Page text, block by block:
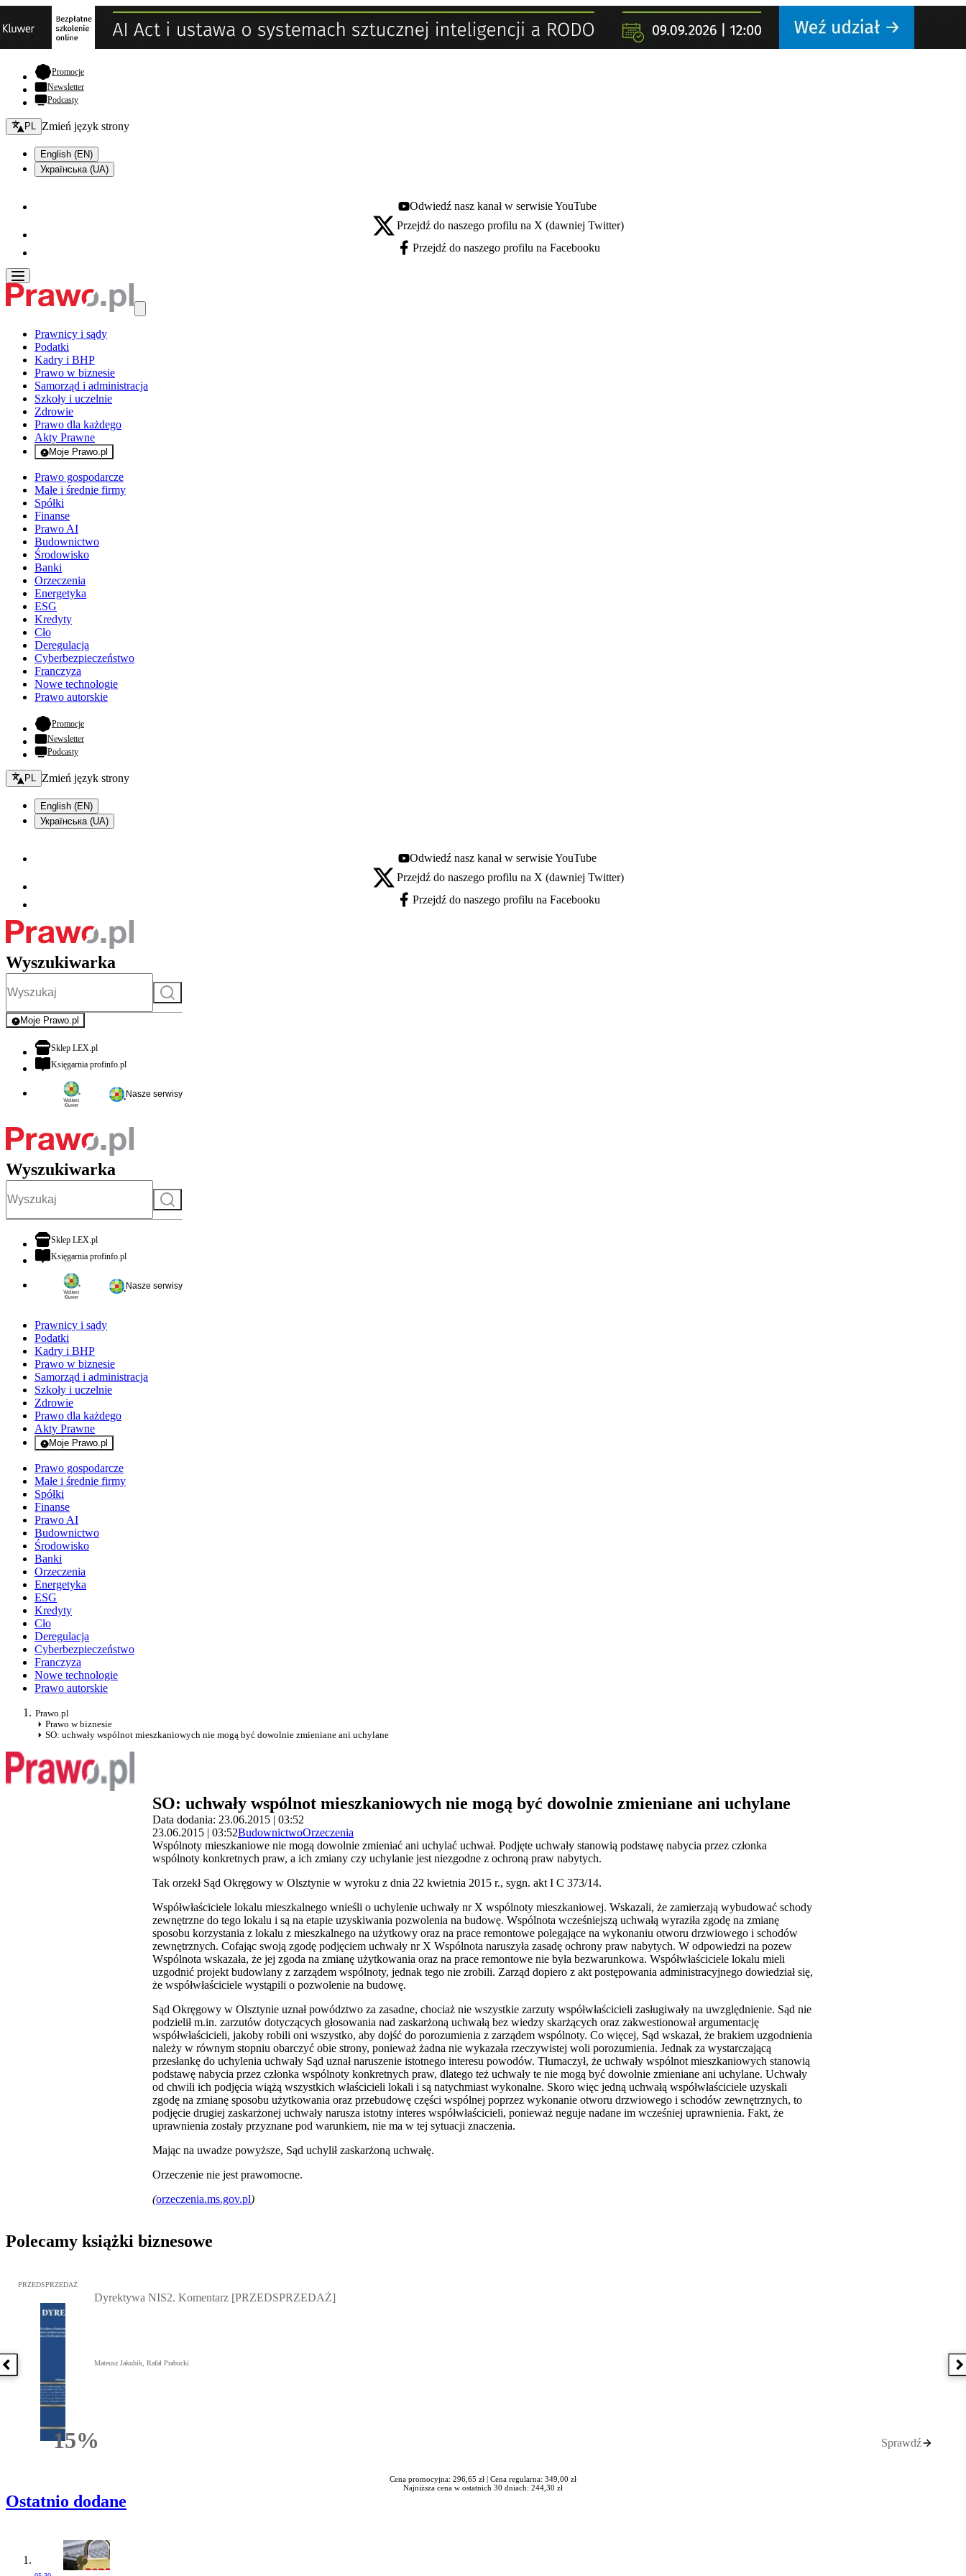
Promocje- otwiera się w nowej karcie
Newsletter
Podcasty
Zmień język - bieżący:
PL Zmień język strony
English (EN)
Українська (UA)
Youtube - otwiera się w nowej karcie
Odwiedź nasz kanał w serwisie YouTube
X - otwiera się w nowej karcie
Przejdź do naszego profilu na X (dawniej Twitter)
Facebook - otwiera się w nowej karcie
Przejdź do naszego profilu na Facebooku
Prawnicy i sądy
Podatki
Kadry i BHP
Prawo w biznesie
Samorząd i administracja
Szkoły i uczelnie
Zdrowie
Prawo dla każdego
Akty Prawne
Moje Prawo.pl
- rejestracja i logowanie do serwisu
Prawo gospodarcze
Małe i średnie firmy
Spółki
Finanse
Prawo AI
Budownictwo
Środowisko
Banki
Orzeczenia
Energetyka
ESG
Kredyty
Cło
Deregulacja
Cyberbezpieczeństwo
Franczyza
Nowe technologie
Prawo autorskie
Promocje- otwiera się w nowej karcie
Newsletter
Podcasty
Zmień język - bieżący:
PL Zmień język strony
English (EN)
Українська (UA)
Youtube - otwiera się w nowej karcie
Odwiedź nasz kanał w serwisie YouTube
X - otwiera się w nowej karcie
Przejdź do naszego profilu na X (dawniej Twitter)
Facebook - otwiera się w nowej karcie
Przejdź do naszego profilu na Facebooku
Wyszukiwarka
Szukaj
Moje Prawo.pl
- rejestracja i logowanie do serwisu
Sklep LEX.plotwiera się w nowej karcie
Księgarnia profinfo.plotwiera się w nowej karcie
Nasze serwisy
Wyszukiwarka
Szukaj
Sklep LEX.plotwiera się w nowej karcie
Księgarnia profinfo.plotwiera się w nowej karcie
Nasze serwisy
Prawnicy i sądy
Podatki
Kadry i BHP
Prawo w biznesie
Samorząd i administracja
Szkoły i uczelnie
Zdrowie
Prawo dla każdego
Akty Prawne
Moje Prawo.pl
- rejestracja i logowanie do serwisu
Prawo gospodarcze
Małe i średnie firmy
Spółki
Finanse
Prawo AI
Budownictwo
Środowisko
Banki
Orzeczenia
Energetyka
ESG
Kredyty
Cło
Deregulacja
Cyberbezpieczeństwo
Franczyza
Nowe technologie
Prawo autorskie
Prawo.pl
Prawo w biznesie
SO: uchwały wspólnot mieszkaniowych nie mogą być dowolnie zmieniane ani uchylane
SO: uchwały wspólnot mieszkaniowych nie mogą być dowolnie zmieniane ani uchylane
Data dodania: 23.06.2015 | 03:52
23.06.2015 | 03:52BudownictwoOrzeczenia
Wspólnoty mieszkaniowe nie mogą dowolnie zmieniać ani uchylać uchwał. Podjęte uchwały stanowią podstawę nabycia przez członka
wspólnoty konkretnych praw, a ich zmiany czy uchylanie jest niezgodne z ochroną praw nabytych.
Tak orzekł Sąd Okręgowy w Olsztynie w wyroku z dnia 22 kwietnia 2015 r., sygn. akt I C 373/14.
Współwłaściciele lokalu mieszkalnego wnieśli o uchylenie uchwały nr X wspólnoty mieszkaniowej. Wskazali, że zamierzają wybudować schody
zewnętrzne do tego lokalu i są na etapie uzyskiwania pozwolenia na budowę. Wspólnota wcześniejszą uchwałą wyraziła zgodę na zmianę
sposobu korzystania z lokalu z mieszkalnego na użytkowy oraz na prace remontowe polegające na wykonaniu otworu drzwiowego i schodów
zewnętrznych. Cofając swoją zgodę podjęciem uchwały nr X Wspólnota naruszyła zasadę ochrony praw nabytych. W odpowiedzi na pozew
Wspólnota wskazała, że jej zgoda na zmianę użytkowania oraz na prace remontowe nie była bezwarunkowa. Współwłaściciele lokalu mieli
uzgodnić projekt budowlany z zarządem wspólnoty, jednak tego nie zrobili. Zarząd dopiero z akt postępowania administracyjnego dowiedział się,
że współwłaściciele wystąpili o pozwolenie na budowę.
Sąd Okręgowy w Olsztynie uznał powództwo za zasadne, chociaż nie wszystkie zarzuty współwłaścicieli zasługiwały na uwzględnienie. Sąd nie
podzielił m.in. zarzutów dotyczących głosowania nad zaskarżoną uchwałą bez wiedzy skarżących oraz zakwestionował argumentację
współwłaścicieli, jakoby robili oni wszystko, aby dojść do porozumienia z zarządem wspólnoty. Co więcej, Sąd wskazał, że brakiem uzgodnienia
należy w równym stopniu obarczyć obie strony, ponieważ żadna nie wykazała rzeczywistej woli porozumienia. Jednak za wystarczającą
przesłankę do uchylenia uchwały Sąd uznał naruszenie istotnego interesu powodów. Tłumaczył, że uchwały wspólnot mieszkaniowych stanowią
podstawę nabycia przez członka wspólnoty konkretnych praw, dlatego też uchwały te nie mogą być dowolnie zmieniane ani uchylane. Uchwały
od chwili ich podjęcia wiążą wszystkich właścicieli lokali i są natychmiast wykonalne. Skoro więc jedną uchwałą współwłaściciele uzyskali
zgodę na zmianę sposobu użytkowania oraz przebudowę części wspólnej poprzez wykonanie otworu drzwiowego i schodów zewnętrznych, to
podjęcie drugiej zaskarżonej uchwały narusza istotny interes współwłaścicieli, ponieważ neguje nadane im wcześniej uprawnienia. Fakt, że
uprawnienia zostały przyznane pod warunkiem, nie ma w tej sytuacji znaczenia.
Mając na uwadze powyższe, Sąd uchylił zaskarżoną uchwałę.
Orzeczenie nie jest prawomocne.
(orzeczenia.ms.gov.pl)
Polecamy książki biznesowe
Poprzednia książka
Przejdź do: Dyrektywa NIS2. Komentarz [PRZEDSPRZEDAŻ], Mateusz Jakubik, Rafał Prabucki - otwiera się w nowym oknie
PRZEDSPRZEDAŻ
15%Rabatu
Dyrektywa NIS2. Komentarz [PRZEDSPRZEDAŻ]
Mateusz Jakubik, Rafał Prabucki
Sprawdź
Cena promocyjna: 296,65 zł | Cena regularna: 349,00 zł
Najniższa cena w ostatnich 30 dniach: 244,30 zł
Ostatnio dodane